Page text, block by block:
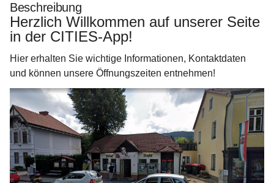
Beschreibung
Herzlich Willkommen auf unserer Seite
in der CITIES-App!
Hier erhalten Sie wichtige Informationen, Kontaktdaten
und können unsere Öffnungszeiten entnehmen!